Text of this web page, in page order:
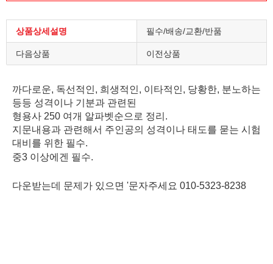
상품상세설명 필수/배송/교환/반품
다음상품 이전상품
까다로운, 독선적인, 희생적인, 이타적인, 당황한, 분노하는
등등 성격이나 기분과 관련된
형용사 250 여개 알파벳순으로 정리.
지문내용과 관련해서 주인공의 성격이나 태도를 묻는 시험
대비를 위한 필수.
중3 이상에겐 필수.
다운받는데 문제가 있으면 '문자주세요 010-5323-8238